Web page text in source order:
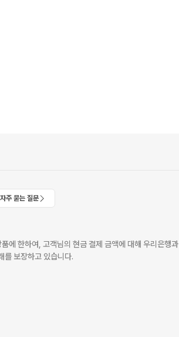
자주 묻는 질문
에 한하여, 고객님의 현금 결제 금액에 대해 우리은행과
를 보장하고 있습니다.